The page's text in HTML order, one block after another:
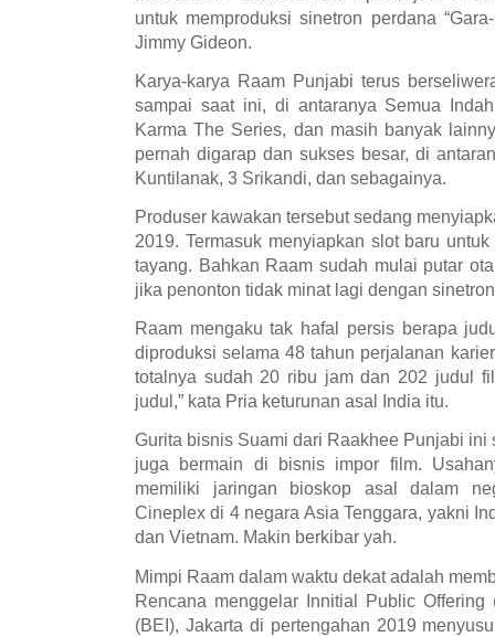
untuk memproduksi sinetron perdana
Jimmy Gideon.
Karya-karya Raam Punjabi terus
sampai saat ini, di antaranya Semua
Karma The Series, dan masih banyak
pernah digarap dan sukses besar, di
Kuntilanak, 3 Srikandi, dan sebagainya.
Produser kawakan tersebut sedang
2019. Termasuk menyiapkan slot baru
tayang. Bahkan Raam sudah mulai putar
jika penonton tidak minat lagi dengan
Raam mengaku tak hafal persis berapa
diproduksi selama 48 tahun perjalanan
totalnya sudah 20 ribu jam dan 202 judul
judul,” kata Pria keturunan asal India itu.
Gurita bisnis Suami dari Raakhee Punjabi ini
juga bermain di bisnis impor film.
memiliki jaringan bioskop asal dalam
Cineplex di 4 negara Asia Tenggara, yakni
dan Vietnam. Makin berkibar yah.
Mimpi Raam dalam waktu dekat adalah
Rencana menggelar Innitial Public
(BEI), Jakarta di pertengahan 2019